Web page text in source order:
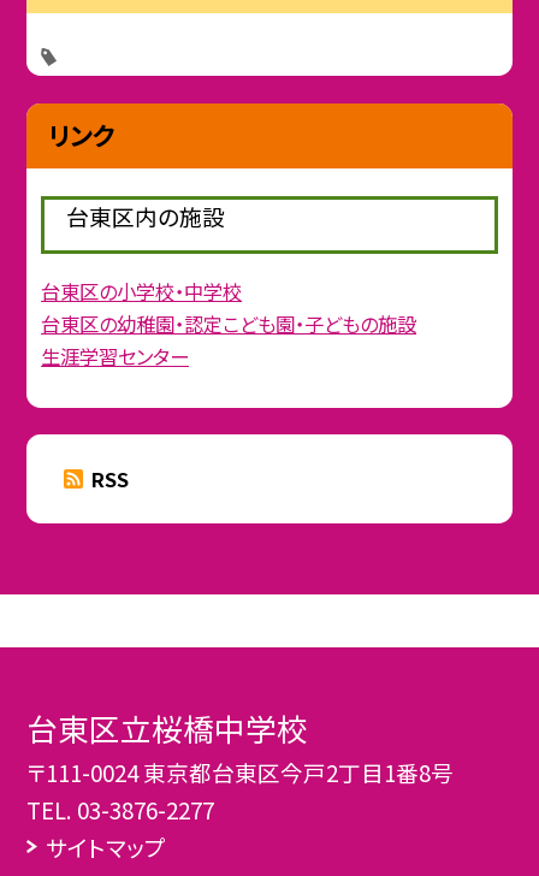
リンク
台東区内の施設
台東区の小学校・中学校
台東区の幼稚園・認定こども園・子どもの施設
生涯学習センター
RSS
台東区立桜橋中学校
〒111-0024 東京都台東区今戸2丁目1番8号
TEL. 03-3876-2277
サイトマップ